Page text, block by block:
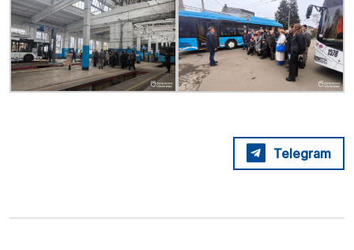
Telegram